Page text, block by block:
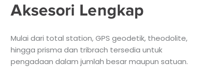
Aksesori Lengkap
Mulai dari total station, GPS geodetik, theodolite,
hingga prisma dan tribrach tersedia untuk
pengadaan dalam jumlah besar maupun satuan.